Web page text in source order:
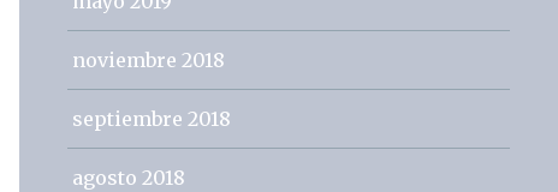
noviembre 2018
septiembre 2018
agosto 2018